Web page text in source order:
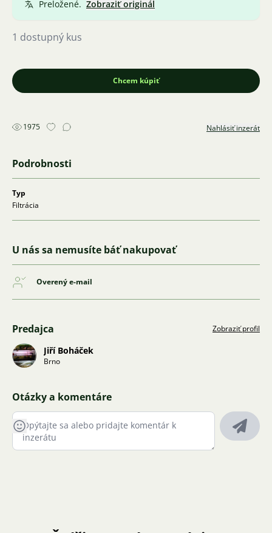
Preložené. Zobraziť originál
1 dostupný kus
Chcem kúpiť
1975 Nahlásiť inzerát
Podrobnosti
Typ
Filtrácia
U nás sa nemusíte báť nakupovať
Overený e-mail
Predajca Zobraziť profil
Jiří Boháček
Brno
Otázky a komentáre